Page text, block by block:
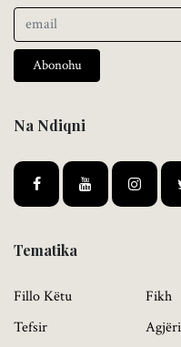
Abonohu
Na Ndiqni
Tematika
Fillo Këtu
Tefsir
Fikh